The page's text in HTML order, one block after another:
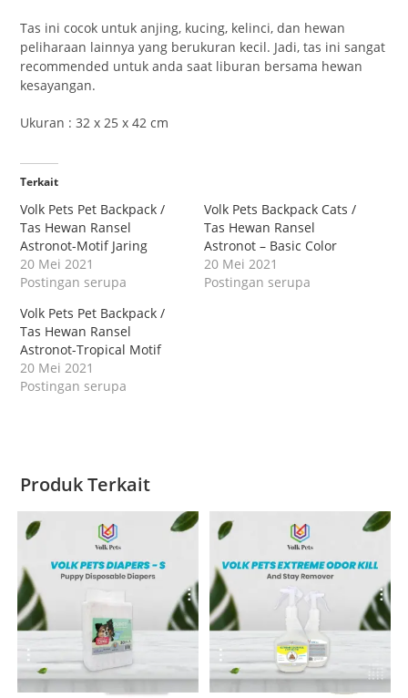
Tas ini cocok untuk anjing, kucing, kelinci, dan hewan
peliharaan lainnya yang berukuran kecil. Jadi, tas ini sangat
recommended untuk anda saat liburan bersama hewan
kesayangan.
Ukuran : 32 x 25 x 42 cm
Terkait
Volk Pets Pet Backpack /
Tas Hewan Ransel
Astronot-Motif Jaring
20 Mei 2021
Postingan serupa
Volk Pets Backpack Cats /
Tas Hewan Ransel
Astronot – Basic Color
20 Mei 2021
Postingan serupa
Volk Pets Pet Backpack /
Tas Hewan Ransel
Astronot-Tropical Motif
20 Mei 2021
Postingan serupa
Produk Terkait